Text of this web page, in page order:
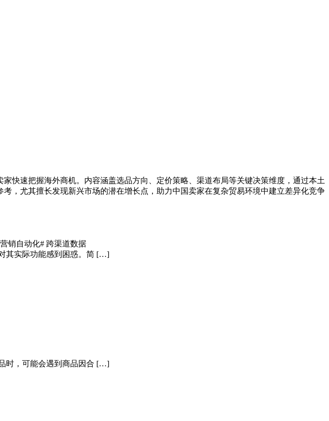
快速把握海外商机。内容涵盖选品方向、定价策略、渠道布局等关键决策维度，通过本土
，尤其擅长发现新兴市场的潜在增长点，助力中国卖家在复杂贸易环境中建立差异化竞争
销自动化# 跨渠道数据
其实际功能感到困惑。简 […]
时，可能会遇到商品因合 […]